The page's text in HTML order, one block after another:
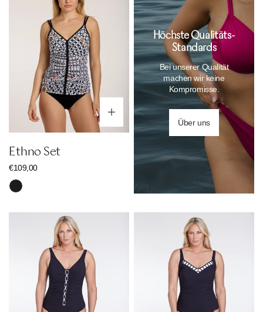
Optionen wählen
Ethno Set
Regulärer
Preis
€109,00
Schwarz
Höchste Qualitäts-
Standards
Bei unserer Qualität
machen wir keine
Kompromisse.
Über uns